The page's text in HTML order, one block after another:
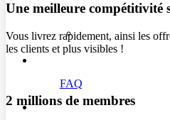
FAQ
Une meilleure compétitivité
Vous livrez rapidement, ainsi les
les clients et plus visibles !
2 millions de membres